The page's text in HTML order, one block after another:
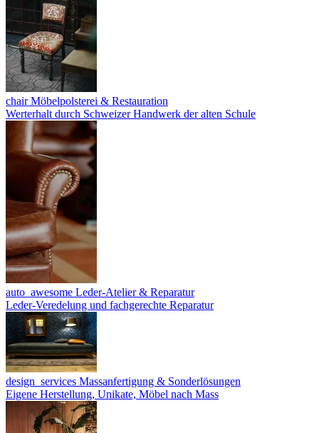
chair Möbelpolsterei & Restauration
Werterhalt durch Schweizer Handwerk der alten Schule
auto_awesome Leder-Atelier & Reparatur
Leder-Veredelung und fachgerechte Reparatur
design_services Massanfertigung & Sonderlösungen
Eigene Herstellung, Unikate, Möbel nach Mass